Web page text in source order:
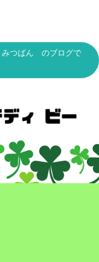
つばん のブログで